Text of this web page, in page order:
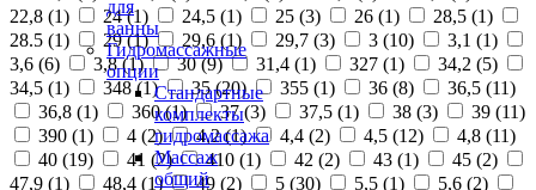
для
ванны
Гидромассажные
опции
Стандартные
комплекты
гидромассажа
Массаж
общий
22,8 (1) 24 (1) 24,5 (1) 25 (3) 26 (1) 28,5 (1)
28.5 (1) 29 (1) 29,6 (1) 29,7 (3) 3 (10) 3,1 (1)
3,6 (6) 3,8 (1) 30 (9) 31,4 (1) 327 (1) 34,2 (5)
34,5 (1) 348 (1) 35 (20) 355 (1) 36 (8) 36,5 (11)
36,8 (1) 360 (1) 37 (3) 37,5 (1) 38 (3) 39 (11)
390 (1) 4 (2) 4,2 (1) 4,4 (2) 4,5 (12) 4,8 (11)
40 (19) 41 (2) 410 (1) 42 (2) 43 (1) 45 (2)
47,9 (1) 48,4 (1) 49 (2) 5 (30) 5,5 (1) 5,6 (2)